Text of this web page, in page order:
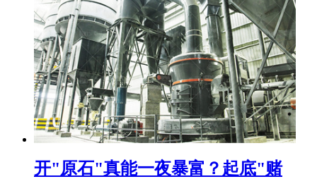
开"原石"真能一夜暴富？起底"赌